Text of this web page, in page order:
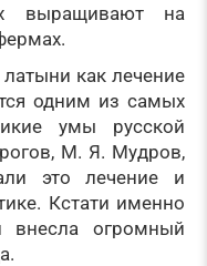
выращивают на
латыни как лечение
одним из самых
умы русской
М. Я. Мудров,
это лечение и
Кстати именно
внесла огромный